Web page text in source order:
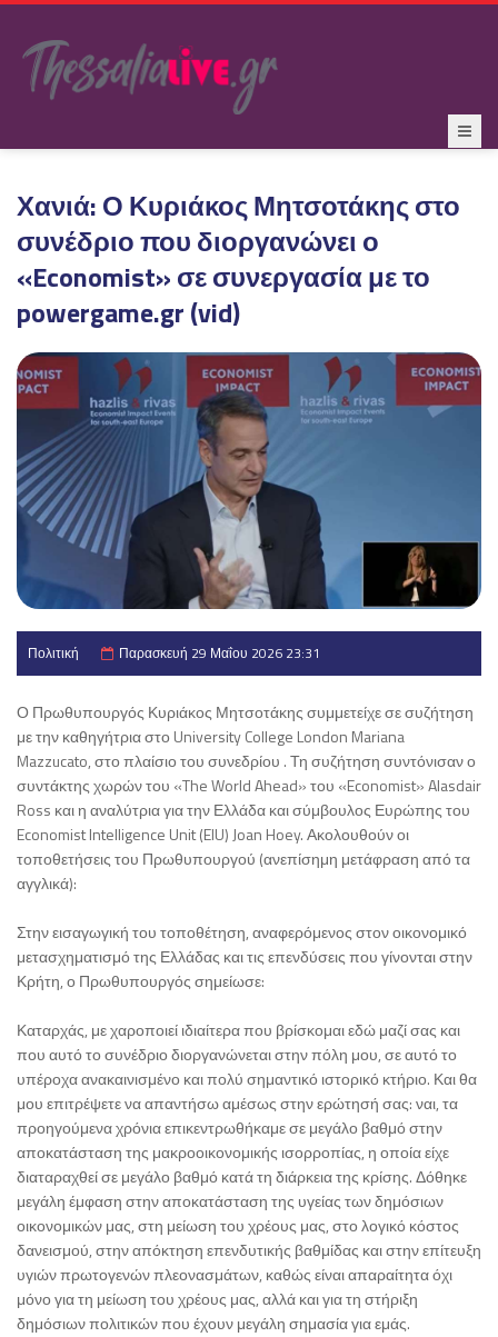
Χανιά: Ο Κυριάκος Μητσοτάκης στο
συνέδριο που διοργανώνει ο
«Economist» σε συνεργασία με το
powergame.gr (vid)
Πολιτική Παρασκευή 29 Μαΐου 2026 23:31
Ο Πρωθυπουργός Κυριάκος Μητσοτάκης συμμετείχε σε συζήτηση
με την καθηγήτρια στο University College London Mariana
Mazzucato, στο πλαίσιο του συνεδρίου . Τη συζήτηση συντόνισαν ο
συντάκτης χωρών του «The World Ahead» του «Economist» Alasdair
Ross και η αναλύτρια για την Ελλάδα και σύμβουλος Ευρώπης του
Economist Intelligence Unit (EIU) Joan Hoey. Ακολουθούν οι
τοποθετήσεις του Πρωθυπουργού (ανεπίσημη μετάφραση από τα
αγγλικά):
Στην εισαγωγική του τοποθέτηση, αναφερόμενος στον οικονομικό
μετασχηματισμό της Ελλάδας και τις επενδύσεις που γίνονται στην
Κρήτη, ο Πρωθυπουργός σημείωσε:
Καταρχάς, με χαροποιεί ιδιαίτερα που βρίσκομαι εδώ μαζί σας και
που αυτό το συνέδριο διοργανώνεται στην πόλη μου, σε αυτό το
υπέροχα ανακαινισμένο και πολύ σημαντικό ιστορικό κτήριο. Και θα
μου επιτρέψετε να απαντήσω αμέσως στην ερώτησή σας: ναι, τα
προηγούμενα χρόνια επικεντρωθήκαμε σε μεγάλο βαθμό στην
αποκατάσταση της μακροοικονομικής ισορροπίας, η οποία είχε
διαταραχθεί σε μεγάλο βαθμό κατά τη διάρκεια της κρίσης. Δόθηκε
μεγάλη έμφαση στην αποκατάσταση της υγείας των δημόσιων
οικονομικών μας, στη μείωση του χρέους μας, στο λογικό κόστος
δανεισμού, στην απόκτηση επενδυτικής βαθμίδας και στην επίτευξη
υγιών πρωτογενών πλεονασμάτων, καθώς είναι απαραίτητα όχι
μόνο για τη μείωση του χρέους μας, αλλά και για τη στήριξη
δημόσιων πολιτικών που έχουν μεγάλη σημασία για εμάς.